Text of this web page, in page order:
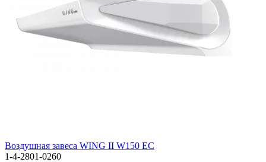
Bоздушная завеса WING II W150 EC
1-4-2801-0260